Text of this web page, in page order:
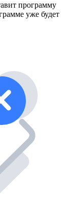
программу
уже будет